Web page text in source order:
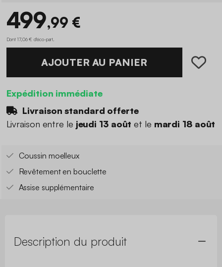
499,99 €
Dont 17,06 € d'éco-part
AJOUTER AU PANIER
Expédition immédiate
Livraison standard offerte
Livraison entre le jeudi 13 août et le mardi 18 août
Coussin moelleux
Revêtement en bouclette
Assise supplémentaire
Description du produit